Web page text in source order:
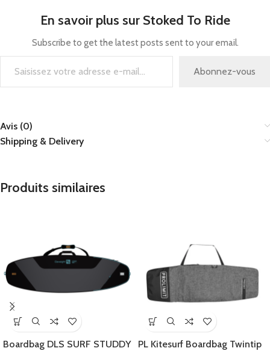
En savoir plus sur Stoked To Ride
Subscribe to get the latest posts sent to your email.
Abonnez-vous
Avis (0)
Shipping & Delivery
Produits similaires
Boardbag DLS SURF STUDDY
PL Kitesurf Boardbag Twintip